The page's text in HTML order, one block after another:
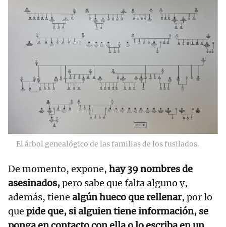
El árbol genealógico de las familias de los fusilados.
De momento, expone, hay 39 nombres de
asesinados,pero sabe que falta alguno y,
además, tiene algún hueco que rellenar, por lo
que pide que, si alguien tiene información, se